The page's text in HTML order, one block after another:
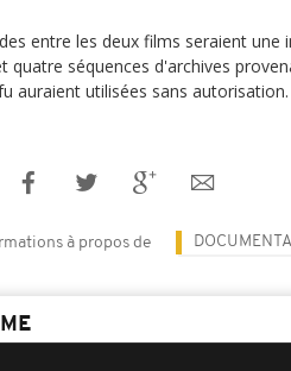
entre les deux films seraient
quatre séquences d'archives
auraient utilisées sans autorisation.
à propos de